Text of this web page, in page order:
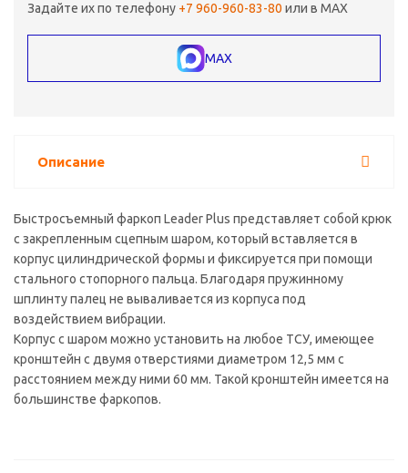
Задайте их по телефону +7 960-960-83-80 или в MAX
MAX
Описание
Быстросъемный фаркоп Leader Plus представляет собой крюк
с закрепленным сцепным шаром, который вставляется в
корпус цилиндрической формы и фиксируется при помощи
стального стопорного пальца. Благодаря пружинному
шплинту палец не вываливается из корпуса под
воздействием вибрации.
Корпус с шаром можно установить на любое ТСУ, имеющее
кронштейн с двумя отверстиями диаметром 12,5 мм с
расстоянием между ними 60 мм. Такой кронштейн имеется на
большинстве фаркопов.